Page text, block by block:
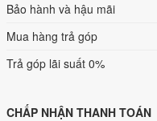
Bảo hành và hậu mãi
Mua hàng trả góp
Trả góp lãi suất 0%
CHẤP NHẬN THANH TOÁN